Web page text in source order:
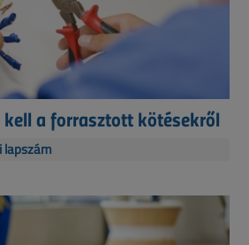
kell a forrasztott kötésekről
lapszám